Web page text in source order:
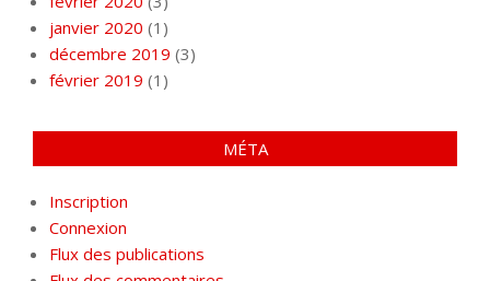
janvier 2020 (1)
décembre 2019 (3)
février 2019 (1)
MÉTA
Inscription
Connexion
Flux des publications